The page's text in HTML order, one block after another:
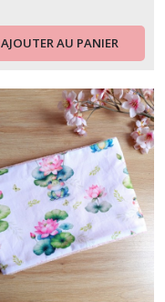
AJOUTER AU PANIER